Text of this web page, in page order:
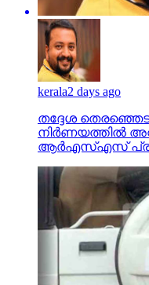
kerala2 days ago
തദ്ദേശ
നിര്‍ണയത്തില്‍
ആര്‍എസ്എസ്